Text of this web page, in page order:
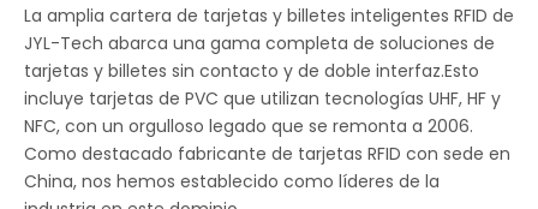
La amplia cartera de tarjetas y billetes inteligentes RFID de
JYL-Tech abarca una gama completa de soluciones de
tarjetas y billetes sin contacto y de doble interfaz.Esto
incluye tarjetas de PVC que utilizan tecnologías UHF, HF y
NFC, con un orgulloso legado que se remonta a 2006.
Como destacado fabricante de tarjetas RFID con sede en
China, nos hemos establecido como líderes de la